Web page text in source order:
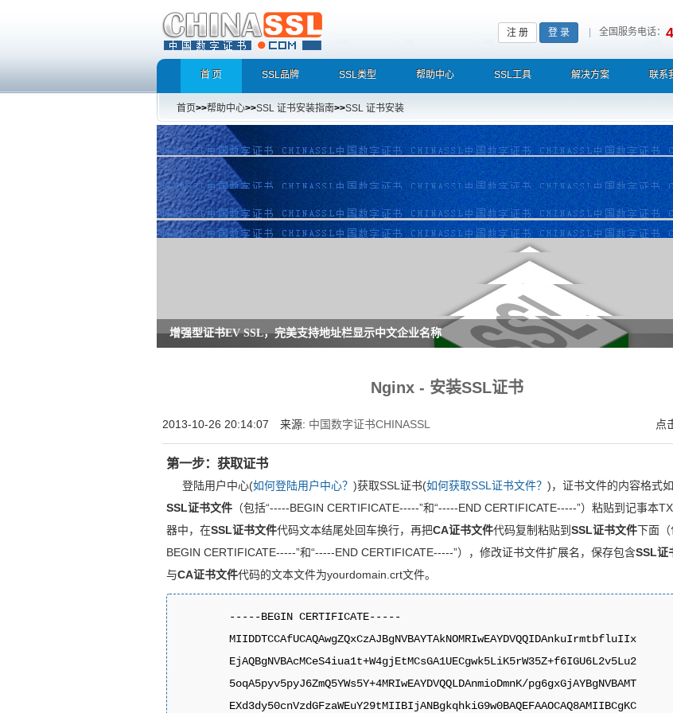
注 册 登 录 全国服务电话：
首 页 SSL品牌 SSL类型 帮助中心 SSL工具 解决方案 联系
首页>>帮助中心>>SSL 证书安装指南>>SSL 证书安装
增强型证书EV SSL，完美支持地址栏显示中文企业名称
增强型证书EV SSL,赛门铁克EV证书,verisign EV SSL证书,完美支持地址栏显示中文企业名称EV SSL品牌,赛门铁克EV证书
Nginx - 安装SSL证书
点
2013-10-26 20:14:07 来源: 中国数字证书CHINASSL
第一步：获取证书
登陆用户中心(如何登陆用户中心？)获取SSL证书(如何获取SSL证书文件？)，证书文件的内容格式
SSL证书文件 （包括“-----BEGIN CERTIFICATE-----”和“-----END CERTIFICATE-----”）粘贴到记事本
器中，在SSL证书文件代码文本结尾处回车换行，再把CA证书文件代码复制粘贴到SSL证书文件下面（
BEGIN CERTIFICATE-----”和“-----END CERTIFICATE-----”），修改证书文件扩展名，保存包含SSL证
与CA证书文件代码的文本文件为yourdomain.crt文件。
        -----BEGIN CERTIFICATE-----
        MIIDDTCCAfUCAQAwgZQxCzAJBgNVBAYTAkNOMRIwEAYDVQQIDAnkuIrmtbfluIIx
        EjAQBgNVBAcMCeS4iua1t+W4gjEtMCsGA1UECgwk5LiK5rW35Z+f6IGU6L2v5Lu2
        5oqA5pyv5pyJ6ZmQ5YWs5Y+4MRIwEAYDVQQLDAnmioDmnK/pg6gxGjAYBgNVBAMT
        EXd3dy50cnVzdGFzaWEuY29tMIIBIjANBgkqhkiG9w0BAQEFAAOCAQ8AMIIBCgKC